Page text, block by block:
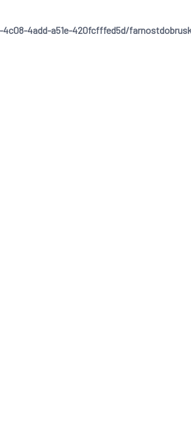
4add-a51e-420fcfffed5d/